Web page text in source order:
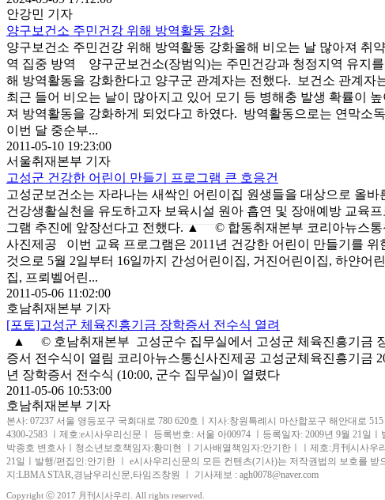
안강민 기자
양구보건소 주민건강 위해 방역활동 강화
양구보건소 주민건강 위해 방역활동 강화올해 비오는 날 많아져 취약
역 집중 방역 양구군보건소(장범익)는 주민건강과 청정지역 유지를
해 방역활동을 강화한다고 양구군 관계자는 전했다. 보건소 관계자
최근 들어 비오는 날이 많아지고 있어 모기 등 병해충 발생 확률이 높
져 방역활동을 강화하게 되었다고 하였다. 방역활동으로는 연막소
이번 달 중순부...
2011-05-10 19:23:00
서울취재본부 기자
고성군 건강한 어린이 만들기 프로그램 큰 호응건
고성군보건소는 자라나는 새싹인 어린이집 원생들을 대상으로 올바
건강생활실천을 유도하고자 보육시설 원아 흡연 및 장애예방 교육프
그램 추진에 앞장선다고 전했다. ▲ © 합동취재본부 코리아뉴스통
사진제공 이번 교육 프로그램은 2011년 건강한 어린이 만들기를 위
것으로 5월 2일부터 16일까지 간성어린이집, 거진어린이집, 하얀어린
집, 프뢰벨어린...
2011-05-06 11:02:00
호남취재본부 기자
[포토]고성군 체육진흥기금 장학증서 전수식 열려
▲ © 호남취재본부 고성군수 집무실에서 고성군 체육진흥기금
증서 전수식이 열림 코리아뉴스통신사진제공 고성군체육진흥기금
년 장학증서 전수식 (10:00, 군수 집무실)이 열렸다
2011-05-06 10:53:00
호남취재본부 기자
본사: 07237 서울 영등포구 국회대로 780 620호ㅣ지사:창원특례시 마산합포구 해안대로
4300-2583 ㅣ제호:e시사우리신문ㅣ 등록번호: 서울 아00974 ㅣ등록일자: 2009년 9월 21일
박종호 변호사ㅣ청소년보호책임자:황미현 ㅣ기사배열책임자:안기한ㅣㅣ제호:月刊시사우
21일ㅣ발행/편집인:안기한 ㅣ e시사우리신문의 모든 컨텐츠(기사)는 저작권법의 보호를 받
지:LBMA STAR,경남우리신문,타임즈창원 ㅣ 기사제보 : agh0078@naver.com
Copyright ⓒ 2017 月刊시사우리. All rights reserved.